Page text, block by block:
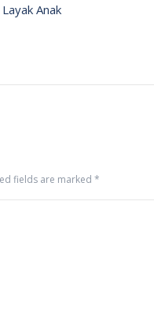
Anak
fields are marked *